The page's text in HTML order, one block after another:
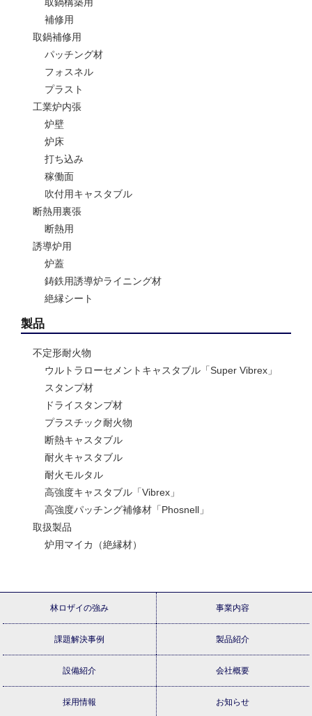
取鍋構築用
補修用
取鍋補修用
パッチング材
フォスネル
プラスト
工業炉内張
炉壁
炉床
打ち込み
稼働面
吹付用キャスタブル
断熱用裏張
断熱用
誘導炉用
炉蓋
鋳鉄用誘導炉ライニング材
絶縁シート
製品
不定形耐火物
ウルトラローセメントキャスタブル「Super Vibrex」
スタンプ材
ドライスタンプ材
プラスチック耐火物
断熱キャスタブル
耐火キャスタブル
耐火モルタル
高強度キャスタブル「Vibrex」
高強度パッチング補修材「Phosnell」
取扱製品
炉用マイカ（絶縁材）
林ロザイの強み 事業内容
課題解決事例 製品紹介
設備紹介 会社概要
採用情報 お知らせ